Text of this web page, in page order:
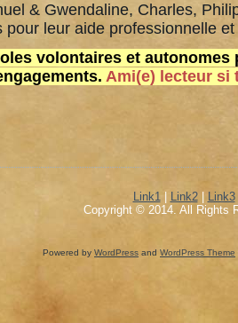
& Gwendaline, Charles,
leur aide professionnelle et
volontaires et autonomes
Ami(e) lecteur si
Link1| Link2|
Link3
Copyright © 2014. All Rights
Powered by WordPress and WordPress Theme